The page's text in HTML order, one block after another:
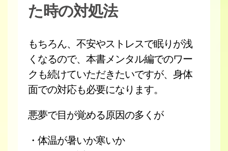
た時の対処法
もちろん、不安やストレスで眠りが浅
くなるので、本書メンタル編でのワー
クも続けていただきたいですが、身体
面での対応も必要になります。
悪夢で目が覚める原因の多くが
・体温が暑いか寒いか